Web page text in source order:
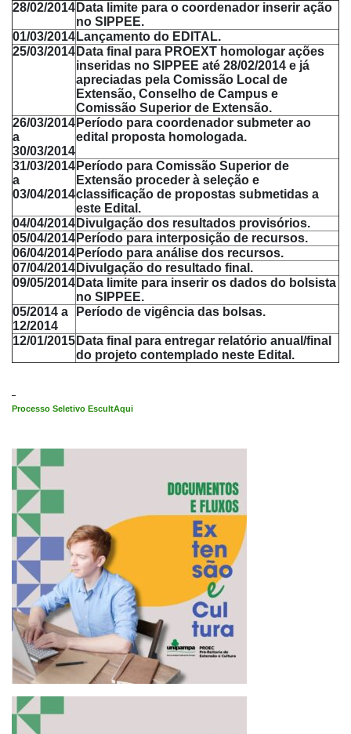
28/02/2014 Data limite para o coordenador inserir ação
no SIPPEE.
01/03/2014 Lançamento do EDITAL.
25/03/2014 Data final para PROEXT homologar ações
inseridas no SIPPEE até 28/02/2014 e já
apreciadas pela Comissão Local de
Extensão, Conselho de Campus e
Comissão Superior de Extensão.
26/03/2014
a
30/03/2014
Período para coordenador submeter ao
edital proposta homologada.
31/03/2014
a
03/04/2014
Período para Comissão Superior de
Extensão proceder à seleção e
classificação de propostas submetidas a
este Edital.
04/04/2014 Divulgação dos resultados provisórios.
05/04/2014 Período para interposição de recursos.
06/04/2014 Período para análise dos recursos.
07/04/2014 Divulgação do resultado final.
09/05/2014 Data limite para inserir os dados do bolsista
no SIPPEE.
05/2014 a
12/2014
Período de vigência das bolsas.
12/01/2015 Data final para entregar relatório anual/final
do projeto contemplado neste Edital.
Processo Seletivo EscultAqui